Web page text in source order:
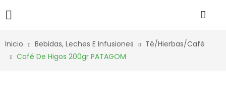
Inicio Bebidas, Leches E Infusiones
Té/Hierbas/Café
Café De Higos 200gr PATAGOM